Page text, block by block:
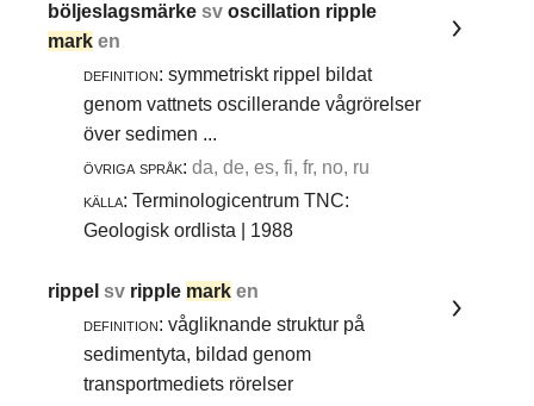
böljeslagsmärkesvoscillation ripple
mark en
definition: symmetriskt rippel bildat
genom vattnets oscillerande vågrörelser
över sedimen ...
övriga språk: da, de, es, fi, fr, no, ru
källa: Terminologicentrum TNC:
Geologisk ordlista | 1988
rippelsv ripple mark en
definition: vågliknande struktur på
sedimentyta, bildad genom
transportmediets rörelser